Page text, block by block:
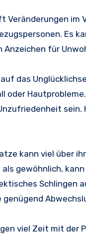
im
Es
Anzeichen für
das
oder
kann viel über ihr
gewöhnlich,
Schlingen
viel Zeit mit der